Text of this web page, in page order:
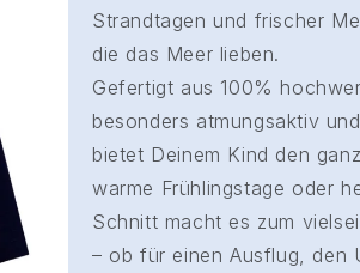
Strandtagen und frischer
die das Meer lieben.
Gefertigt aus 100%
besonders atmungsaktiv
bietet Deinem Kind den
warme Frühlingstage oder
Schnitt macht es zum
– ob für einen Ausflug, den